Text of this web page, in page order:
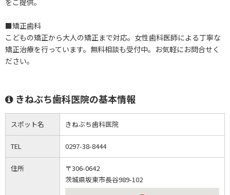
をご提供。
■矯正歯科
こどもの矯正から大人の矯正まで対応。女性歯科医師による丁寧な
矯正治療を行っています。無料相談も受付中。お気軽にお問合せく
ださい。
きねぶち歯科医院の基本情報
スポット名 きねぶち歯科医院
TEL 0297-38-8444
住所
〒306-0642
茨城県坂東市長谷989-102